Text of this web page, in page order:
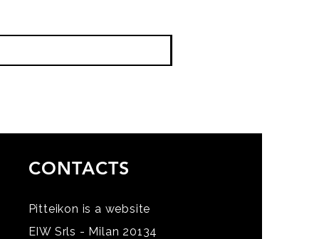
CONTACTS
Pitteikon is a website
EIW Srls - Milan 20134